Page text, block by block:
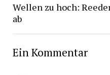
Wellen zu hoch:
ab
Ein Kommentar